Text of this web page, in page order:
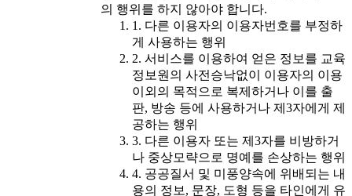
의 행위를 하지 않아야 합니다.
1. 다른 이용자의 이용자번호를 부정하
게 사용하는 행위
2. 서비스를 이용하여 얻은 정보를 교육
정보원의 사전승낙없이 이용자의 이용
이외의 목적으로 복제하거나 이를 출
판, 방송 등에 사용하거나 제3자에게 제
공하는 행위
3. 다른 이용자 또는 제3자를 비방하거
나 중상모략으로 명예를 손상하는 행위
4. 공공질서 및 미풍양속에 위배되는 내
용의 정보, 문장, 도형 등을 타인에게 유